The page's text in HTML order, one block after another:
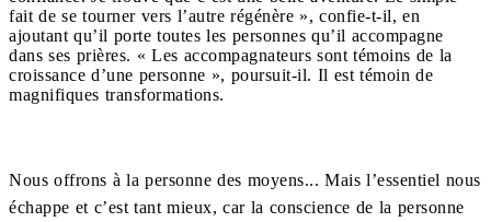
fait de se tourner vers l’autre régénère », confie-t-il, en
ajoutant qu’il porte toutes les personnes qu’il accompagne
dans ses prières. « Les accompagnateurs sont témoins de la
croissance d’une personne », poursuit-il. Il est témoin de
magnifiques transformations.
Nous offrons à la personne des moyens... Mais l’essentiel nous
échappe et c’est tant mieux, car la conscience de la personne